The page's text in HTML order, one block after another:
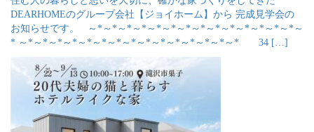
DEARHOMEのグループ会社【ジョイホーム】から 完成見学会の
お知らせです。 ～*～*～*～*～*～*～*～*～*～*～*～*～*～*～
* ～*～*～*～*～*～*～*～*～*～*～*～*～*～*～* 34 […]